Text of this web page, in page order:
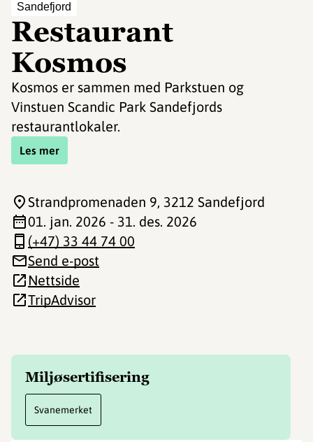
Sandefjord
Restaurant
Kosmos
Kosmos er sammen med Parkstuen og
Vinstuen Scandic Park Sandefjords
restaurantlokaler.
Les mer
Strandpromenaden 9, 3212 Sandefjord
01. jan. 2026 - 31. des. 2026
(+47) 33 44 74 00
Send e-post
Nettside
TripAdvisor
Miljøsertifisering
Svanemerket